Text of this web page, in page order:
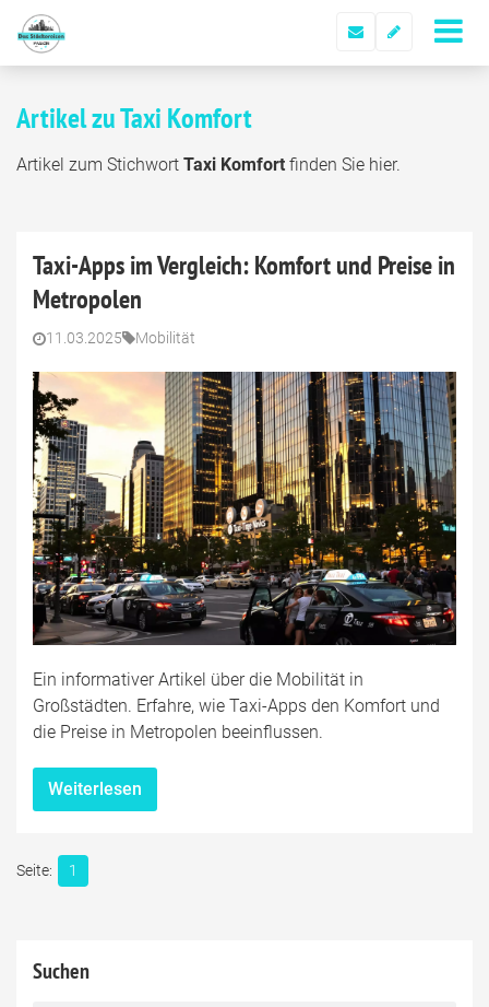
Artikel zu Taxi Komfort
Artikel zum Stichwort Taxi Komfort finden Sie hier.
Taxi-Apps im Vergleich: Komfort und Preise in
Metropolen
11.03.2025 Mobilität
Ein informativer Artikel über die Mobilität in
Großstädten. Erfahre, wie Taxi-Apps den Komfort und
die Preise in Metropolen beeinflussen.
Weiterlesen
1
Suchen